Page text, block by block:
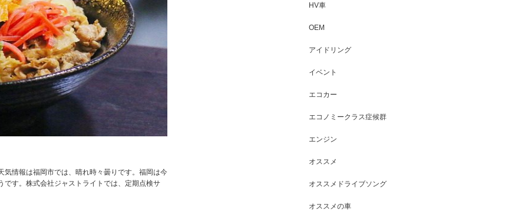
情報は福岡市では、晴れ時々曇りです。福岡は今
す。株式会社ジャストライトでは、定期点検サ
HV車
OEM
アイドリング
イベント
エコカー
エコノミークラス症候群
エンジン
オススメ
オススメドライブソング
オススメの車